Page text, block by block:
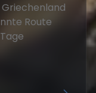
Route